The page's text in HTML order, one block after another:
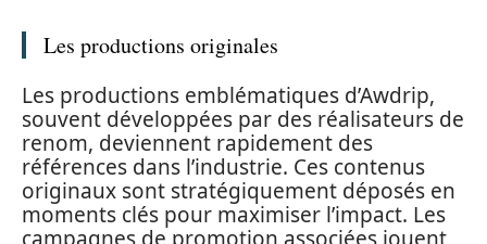
Les productions originales
Les productions emblématiques d’Awdrip,
souvent développées par des réalisateurs de
renom, deviennent rapidement des
références dans l’industrie. Ces contenus
originaux sont stratégiquement déposés en
moments clés pour maximiser l’impact. Les
campagnes de promotion associées jouent